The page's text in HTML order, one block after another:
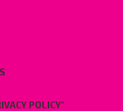
POLICY"